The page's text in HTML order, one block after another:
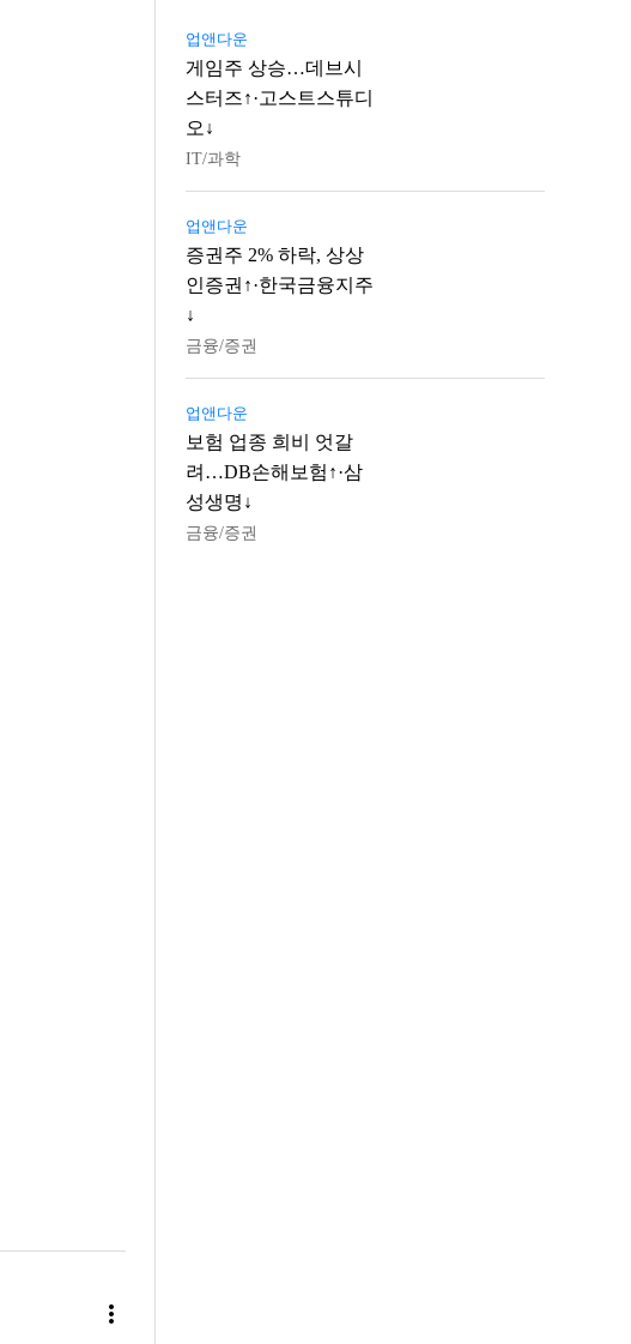
more_vert
업앤다운
게임주 상승…데브시
스터즈↑·고스트스튜디
오↓
IT/과학
업앤다운
증권주 2% 하락, 상상
인증권↑·한국금융지주
↓
금융/증권
업앤다운
보험 업종 희비 엇갈
려…DB손해보험↑·삼
성생명↓
금융/증권